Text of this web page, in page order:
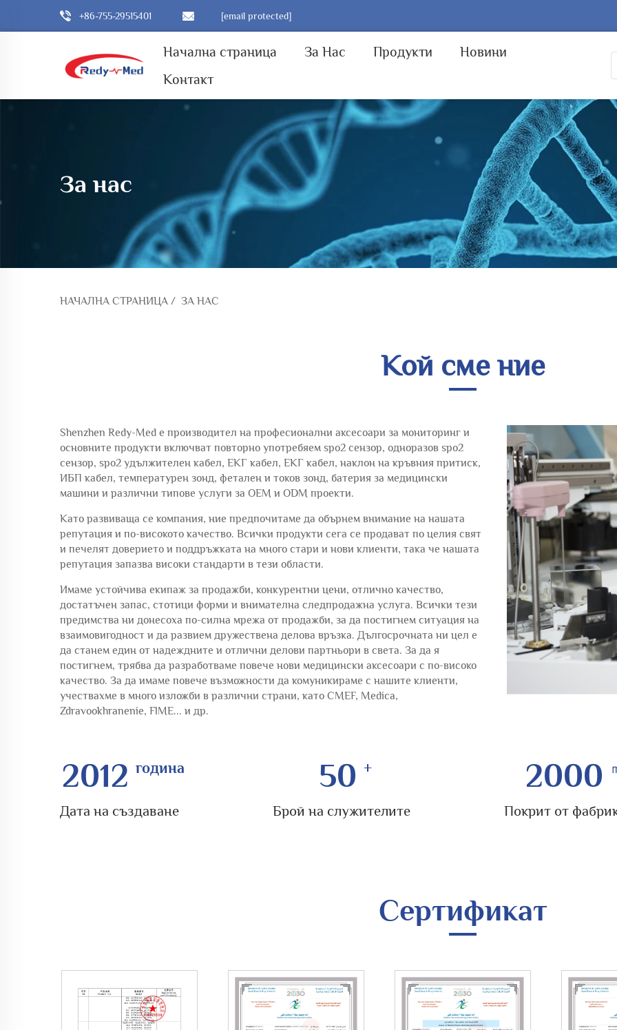
+86-755-29515401 [email protected]
Начална страница За Нас Продукти
Новини
Контакт
За нас
НАЧАЛНА СТРАНИЦА/ ЗА НАС
Кой сме ние
Shenzhen Redy-Med е производител на професионални аксесоари за мониторинг и
основните продукти включват повторно употребяем spo2 сензор, одноразов spo2
сензор, spo2 удължителен кабел, ЕКГ кабел, ЕКГ кабел, наклон на кръвния притиск,
ИБП кабел, температурен зонд, фетален и токов зонд, батерия за медицински
машини и различни типове услуги за OEM и ODM проекти.
Като развиваща се компания, ние предпочитаме да обърнем внимание на нашата
репутация и по-високото качество. Всички продукти сега се продават по целия свят
и печелят доверието и поддръжката на много стари и нови клиенти, така че нашата
репутация запазва високи стандарти в тези области.
Имаме устойчива екипаж за продажби, конкурентни цени, отлично качество,
достатъчен запас, стотици форми и внимателна следпродажна услуга. Всички тези
предимства ни донесоха по-силна мрежа от продажби, за да постигнем ситуация на
взаимовигодност и да развием дружествена делова връзка. Дългосрочната ни цел е
да станем един от надеждните и отлични делови партньори в света. За да я
постигнем, трябва да разработваме повече нови медицински аксесоари с по-високо
качество. За да имаме повече възможности да комуникираме с нашите клиенти,
учествахме в много изложби в различни страни, като CMEF, Medica,
Zdravookhranenie, FlME... и др.
2012
Дата на създаване
50
Брой на служителите
2000
Покрит от
Сертификат